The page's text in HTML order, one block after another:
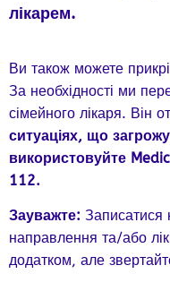
лікарем.
Ви також можете
За необхідності ми
сімейного лікаря. Він
ситуаціях, що
використовуйте
112.
Зауважте: Записатися
направлення та/або
додатком, але